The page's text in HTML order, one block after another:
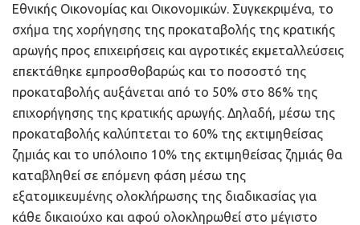
Εθνικής Οικονομίας και Οικονομικών. Συγκεκριμένα, το
σχήμα της χορήγησης της προκαταβολής της κρατικής
αρωγής προς επιχειρήσεις και αγροτικές εκμεταλλεύσεις
επεκτάθηκε εμπροσθοβαρώς και το ποσοστό της
προκαταβολής αυξάνεται από το 50% στο 86% της
επιχορήγησης της κρατικής αρωγής. Δηλαδή, μέσω της
προκαταβολής καλύπτεται το 60% της εκτιμηθείσας
ζημιάς και το υπόλοιπο 10% της εκτιμηθείσας ζημιάς θα
καταβληθεί σε επόμενη φάση μέσω της
εξατομικευμένης ολοκλήρωσης της διαδικασίας για
κάθε δικαιούχο και αφού ολοκληρωθεί στο μέγιστο